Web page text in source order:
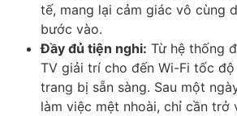
tế, mang lại cảm giác vô cùng
bước vào.
Đầy đủ tiện nghi: Từ hệ thống
TV giải trí cho đến Wi-Fi tốc
trang bị sẵn sàng. Sau một
làm việc mệt nhoài, chỉ cần trở